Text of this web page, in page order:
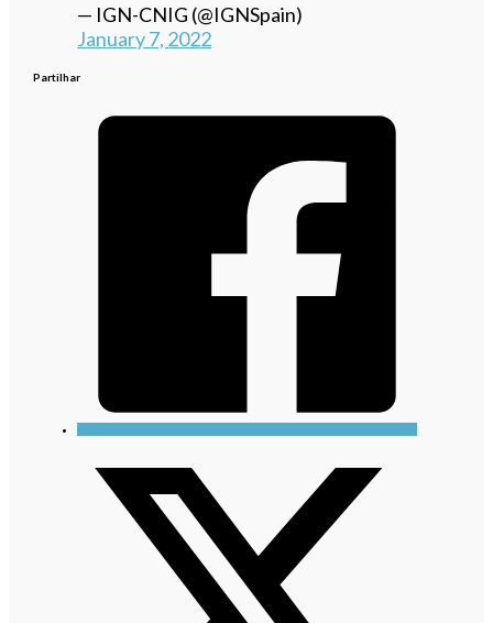
— IGN-CNIG (@IGNSpain)
January 7, 2022
Partilhar